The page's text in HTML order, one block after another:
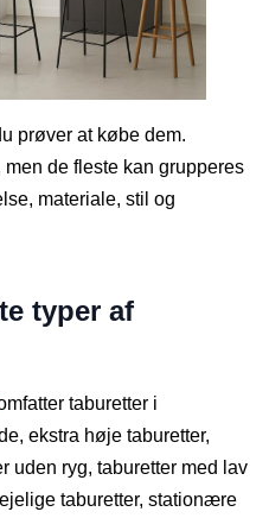
prøver at købe dem.
de fleste kan grupperes
materiale, stil og
typer af
taburetter i
ekstra høje taburetter,
uden ryg, taburetter med lav
taburetter, stationære